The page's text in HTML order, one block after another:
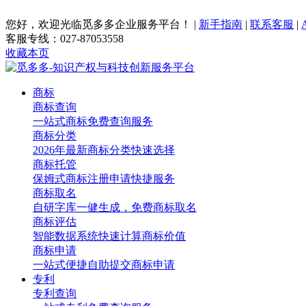
您好，欢迎光临觅多多企业服务平台！ | 新手指南 | 联系客服 |
客服专线：027-87053558
收藏本页
商标
商标查询
一站式商标免费查询服务
商标分类
2026年最新商标分类快速选择
商标托管
保姆式商标注册申请快捷服务
商标取名
自研字库一健生成，免费商标取名
商标评估
智能数据系统快速计算商标价值
商标申请
一站式便捷自助提交商标申请
专利
专利查询